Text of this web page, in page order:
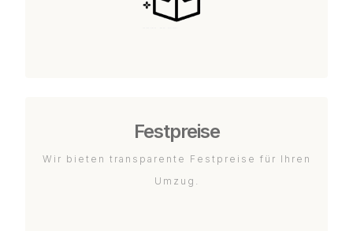
Festpreise
Wir bieten transparente Festpreise für Ihren
Umzug.